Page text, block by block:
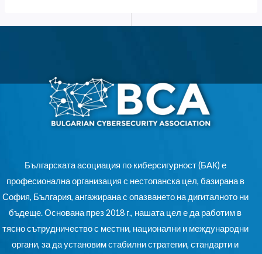
Българската асоциация по киберсигурност (БАК) е
професионална организация с нестопанска цел, базирана в
София, България, ангажирана с опазването на дигиталното ни
бъдеще. Основана през 2018 г., нашата цел е да работим в
тясно сътрудничество с местни, национални и международни
органи, за да установим стабилни стратегии, стандарти и